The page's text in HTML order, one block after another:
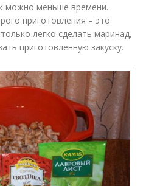
можно меньше времени.
приготовления – это
легко сделать маринад,
приготовленную закуску.